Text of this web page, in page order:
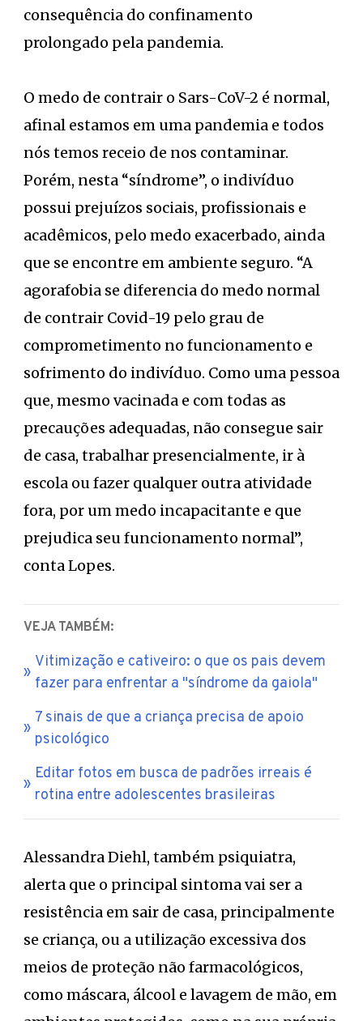
consequência do confinamento
prolongado pela pandemia.
O medo de contrair o Sars-CoV-2 é normal,
afinal estamos em uma pandemia e todos
nós temos receio de nos contaminar.
Porém, nesta “síndrome”, o indivíduo
possui prejuízos sociais, profissionais e
acadêmicos, pelo medo exacerbado, ainda
que se encontre em ambiente seguro. “A
agorafobia se diferencia do medo normal
de contrair Covid-19 pelo grau de
comprometimento no funcionamento e
sofrimento do indivíduo. Como uma pessoa
que, mesmo vacinada e com todas as
precauções adequadas, não consegue sair
de casa, trabalhar presencialmente, ir à
escola ou fazer qualquer outra atividade
fora, por um medo incapacitante e que
prejudica seu funcionamento normal”,
conta Lopes.
VEJA TAMBÉM:
Vitimização e cativeiro: o que os pais devem
fazer para enfrentar a "síndrome da gaiola"
7 sinais de que a criança precisa de apoio
psicológico
Editar fotos em busca de padrões irreais é
rotina entre adolescentes brasileiras
Alessandra Diehl, também psiquiatra,
alerta que o principal sintoma vai ser a
resistência em sair de casa, principalmente
se criança, ou a utilização excessiva dos
meios de proteção não farmacológicos,
como máscara, álcool e lavagem de mão, em